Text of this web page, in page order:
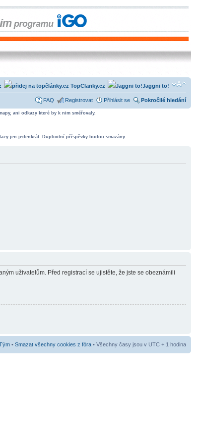
Jaggni to!
TopClanky.cz
FAQ Registrovat Přihlásit se Pokročilé hledání
ani odkazy které by k nim směřovaly.
jen jedenkrát. Duplicitní příspěvky budou smazány.
uživatelům. Před registrací se ujistěte, že jste se obeznámili
• Smazat všechny cookies z fóra • Všechny časy jsou v UTC + 1 hodina